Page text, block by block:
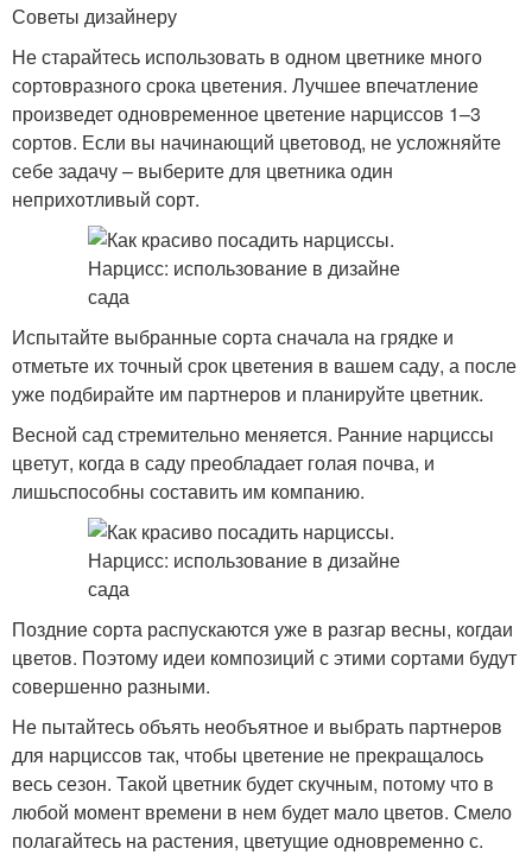
Советы дизайнеру
Не старайтесь использовать в одном цветнике много
сортовразного срока цветения. Лучшее впечатление
произведет одновременное цветение нарциссов 1–3
сортов. Если вы начинающий цветовод, не усложняйте
себе задачу – выберите для цветника один
неприхотливый сорт.
Испытайте выбранные сорта сначала на грядке и
отметьте их точный срок цветения в вашем саду, а после
уже подбирайте им партнеров и планируйте цветник.
Весной сад стремительно меняется. Ранние нарциссы
цветут, когда в саду преобладает голая почва, и
лишьспособны составить им компанию.
Поздние сорта распускаются уже в разгар весны, когдаи
цветов. Поэтому идеи композиций с этими сортами будут
совершенно разными.
Не пытайтесь объять необъятное и выбрать партнеров
для нарциссов так, чтобы цветение не прекращалось
весь сезон. Такой цветник будет скучным, потому что в
любой момент времени в нем будет мало цветов. Смело
полагайтесь на растения, цветущие одновременно с.